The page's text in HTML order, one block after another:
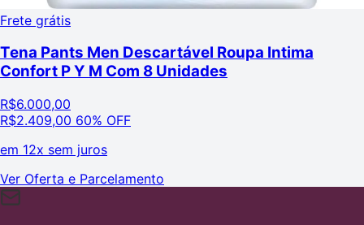
Frete grátis
Tena Pants Men Descartável Roupa Intima
Confort P Y M Com 8 Unidades
R$6.000,00
R$2.409,00 60% OFF
em 12x sem juros
Ver Oferta e Parcelamento